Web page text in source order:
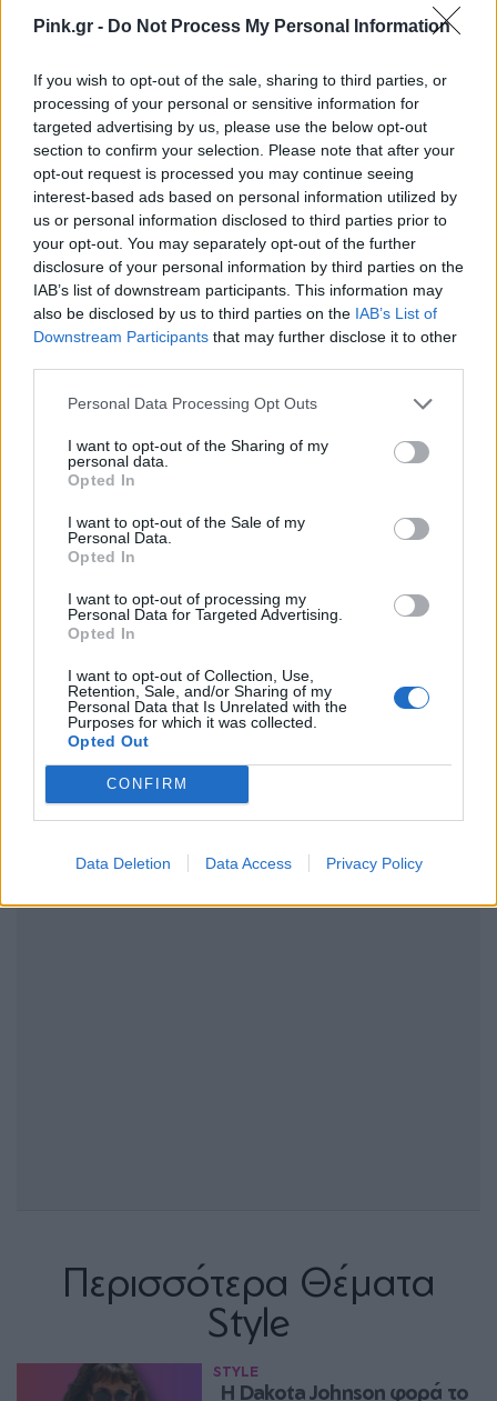
Pink.gr - Do Not Process My Personal Information
If you wish to opt-out of the sale, sharing to third parties, or
processing of your personal or sensitive information for
targeted advertising by us, please use the below opt-out
section to confirm your selection. Please note that after your
opt-out request is processed you may continue seeing
interest-based ads based on personal information utilized by
us or personal information disclosed to third parties prior to
your opt-out. You may separately opt-out of the further
disclosure of your personal information by third parties on the
IAB’s list of downstream participants. This information may
also be disclosed by us to third parties on the IAB’s List of
Downstream Participants that may further disclose it to other
Personal Data Processing Opt Outs
I want to opt-out of the Sharing of my
personal data.
Opted In
I want to opt-out of the Sale of my
Personal Data.
Opted In
I want to opt-out of processing my
Personal Data for Targeted Advertising.
Opted In
I want to opt-out of Collection, Use,
Retention, Sale, and/or Sharing of my
Personal Data that Is Unrelated with the
Purposes for which it was collected.
Opted Out
CONFIRM
Data Deletion Data Access Privacy Policy
Ακολουθήστε το Pink.gr στοGoogle Newsκαι
μάθετε πρώτοιτα πιο hot νέα.
Ακολουθήστε το Pink.gr και στοInstagram
Διαβάστε Ακόμη
To χειμερινό μακιγιάζ της
Μια πρόταση για χειμερινό μακιγιάζ
ΛΟΥΚΊΑ ΣΑΝΙΔΆ
Περισσότερα Θέματα
Style
STYLE
Η Dakota Johnson φορά το